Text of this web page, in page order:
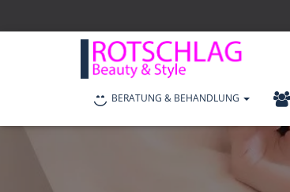
BERATUNG & BEHANDLUNG